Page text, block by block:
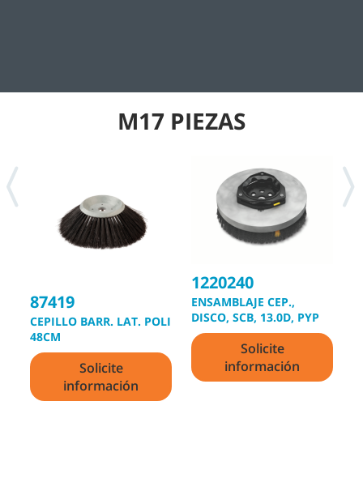
M17 PIEZAS
87419
CEPILLO BARR. LAT. POLI
48CM
Solicite
información
1220240
ENSAMBLAJE CEP.,
DISCO, SCB, 13.0D, PYP
Solicite
información